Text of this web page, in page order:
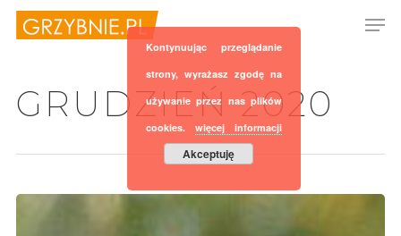
Hit enter to search or ESC to close
GRUDZIEŃ 2020
Kontynuując przeglądanie
strony, wyrażasz zgodę na
używanie przez nas plików
cookies. więcej informacji
Akceptuję